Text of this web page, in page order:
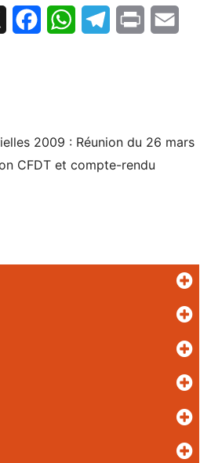
FacebookWhatsAppTelegram
Print
2009 : Réunion du 26 mars
CFDT et compte-rendu